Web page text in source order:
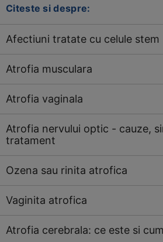
Citeste si despre:
Afectiuni tratate cu celule stem
Atrofia musculara
Atrofia vaginala
Atrofia nervului optic - cauze,
tratament
Ozena sau rinita atrofica
Vaginita atrofica
Atrofia cerebrala: ce este si